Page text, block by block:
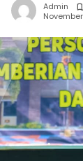
Admin